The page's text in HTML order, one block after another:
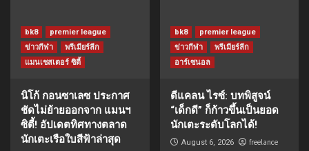
bk8
premier league
ข่าวกีฬา
พรีเมียร์ลีก
แมนเชสเตอร์ ซิตี้
นิโก้ กอนซาเลซ ประกาศ
ชัดไม่ย้ายออกจาก แมนฯ
ซิตี้! อัปเดตทิศทางตลาด
นักเตะเรือใบสีฟ้าล่าสุด
bk8
premier league
ข่าวกีฬา
พรีเมียร์ลีก
อาร์เซนอล
ดีแคลน ไรซ์: บทพิสูจน์
“เด็กดี” ก็ก้าวขึ้นเป็นยอด
นักเตะระดับโลกได้!
August 6, 2026 freelance